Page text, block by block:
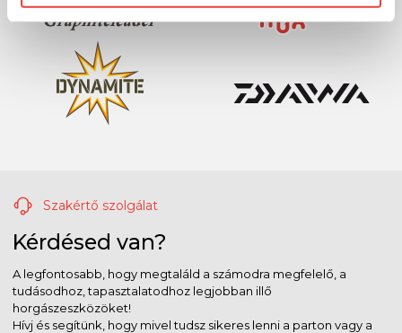
Szakértő szolgálat
Kérdésed van?
A legfontosabb, hogy megtaláld a számodra megfelelő, a
tudásodhoz, tapasztalatodhoz legjobban illő
horgászeszközöket!
Hívj és segítünk, hogy mivel tudsz sikeres lenni a parton vagy a